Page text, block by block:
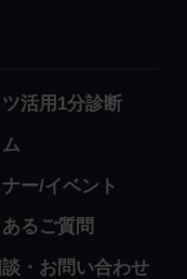
ツ活用1分診断
ー/イベント
るご質問
・お問い合わせ